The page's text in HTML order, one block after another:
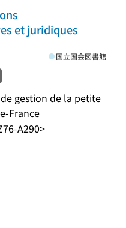
et juridiques
gestion de la petite
France
A290>
国立国会図書館